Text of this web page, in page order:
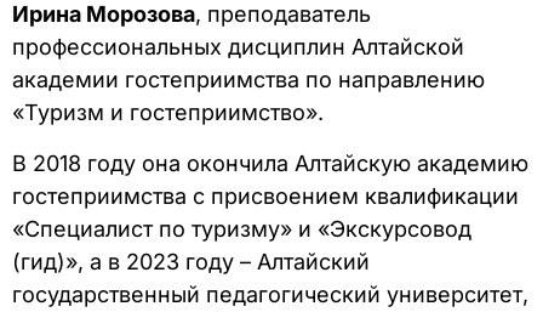
Ирина Морозова, преподаватель
профессиональных дисциплин Алтайской
академии гостеприимства по направлению
«Туризм и гостеприимство».
В 2018 году она окончила Алтайскую академию
гостеприимства с присвоением квалификации
«Специалист по туризму» и «Экскурсовод
(гид)», а в 2023 году – Алтайский
государственный педагогический университет,